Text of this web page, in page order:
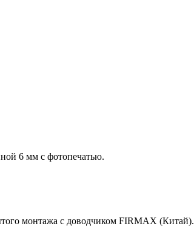
6 мм с фотопечатью.
монтажа с доводчиком FIRMAX (Китай).